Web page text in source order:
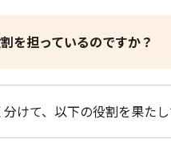
を担っているのですか？
けて、以下の役割を果たし